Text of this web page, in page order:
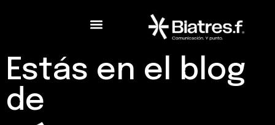
Estás en el blog
de